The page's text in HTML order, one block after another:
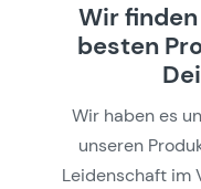
Wir
besten
Wir haben es
unseren
Leidenschaft im